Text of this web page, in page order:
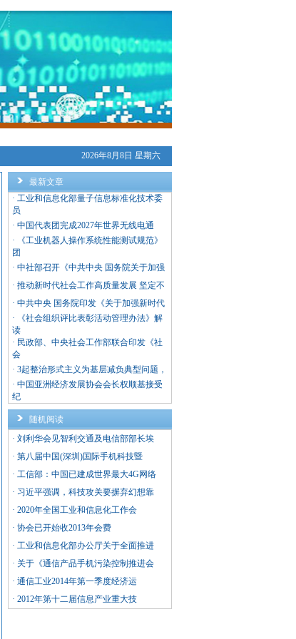
2026年8月8日 星期六
最新文章
· 工业和信息化部量子信息标准化技术委
员
· 中国代表团完成2027年世界无线电通
·
《工业机器人操作系统性能测试规范》
团
· 中社部召开《中共中央 国务院关于加强
· 推动新时代社会工作高质量发展 坚定不
· 中共中央 国务院印发《关于加强新时代
·
《社会组织评比表彰活动管理办法》解
读
· 民政部、中央社会工作部联合印发《社
会
· 3起整治形式主义为基层减负典型问题，
· 中国亚洲经济发展协会会长权顺基接受
纪
随机阅读
· 刘利华会见智利交通及电信部部长埃
· 第八届中国(深圳)国际手机科技暨
· 工信部：中国已建成世界最大4G网络
· 习近平强调，科技攻关要摒弃幻想靠
· 2020年全国工业和信息化工作会
· 协会已开始收2013年会费
· 工业和信息化部办公厅关于全面推进
· 关于《通信产品手机污染控制推进会
· 通信工业2014年第一季度经济运
· 2012年第十二届信息产业重大技